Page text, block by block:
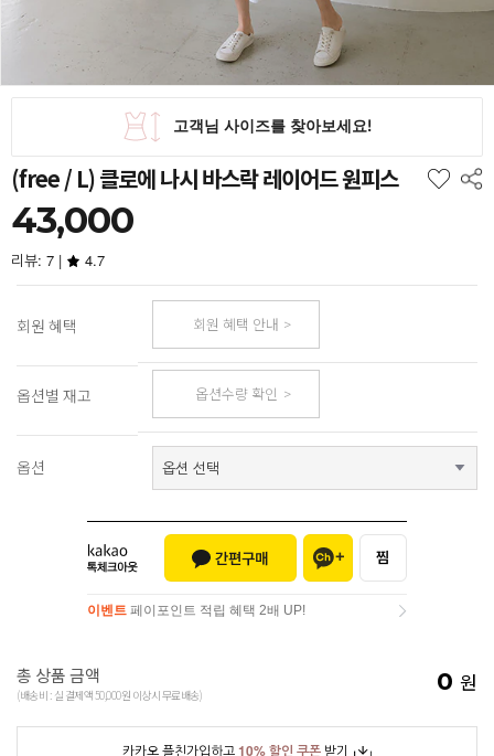
(free / L) 클로에 나시 바스락 레이어드 원피스
43,000
리뷰: 7 | 4.7
회원 혜택 회원 혜택 안내
옵션별 재고 옵션수량 확인
옵션
이벤트 페이포인트 적립 혜택 2배 UP!
총 상품 금액
(배송비 : 실 결제액 50,000원 이상시 무료배송) 0 원
카카오 플친가입하고10% 할인 쿠폰 받기